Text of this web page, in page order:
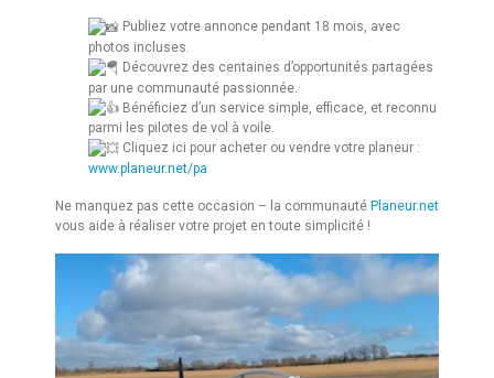
Publiez votre annonce pendant 18 mois, avec
photos incluses.
Découvrez des centaines d’opportunités partagées
par une communauté passionnée.
Bénéficiez d’un service simple, efficace, et reconnu
parmi les pilotes de vol à voile.
Cliquez ici pour acheter ou vendre votre planeur :
www.planeur.net/pa
Ne manquez pas cette occasion – la communauté Planeur.net
vous aide à réaliser votre projet en toute simplicité !